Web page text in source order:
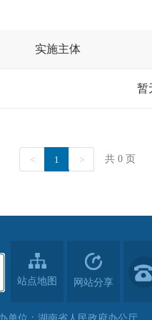
站点地图 网站分享